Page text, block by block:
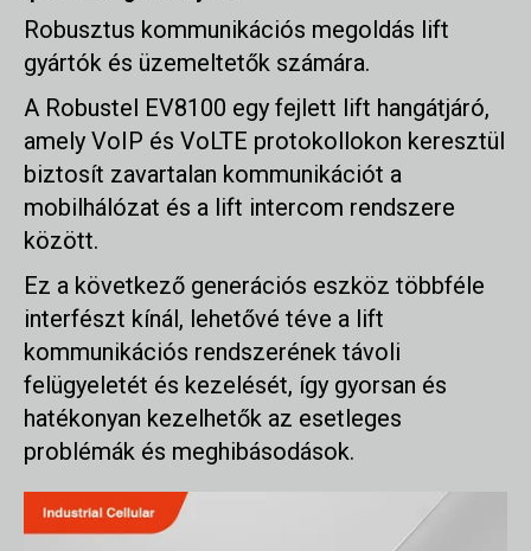
Robusztus kommunikációs megoldás lift
gyártók és üzemeltetők számára.
A Robustel EV8100 egy fejlett lift hangátjáró,
amely VoIP és VoLTE protokollokon keresztül
biztosít zavartalan kommunikációt a
mobilhálózat és a lift intercom rendszere
között.
Ez a következő generációs eszköz többféle
interfészt kínál, lehetővé téve a lift
kommunikációs rendszerének távoli
felügyeletét és kezelését, így gyorsan és
hatékonyan kezelhetők az esetleges
problémák és meghibásodások.